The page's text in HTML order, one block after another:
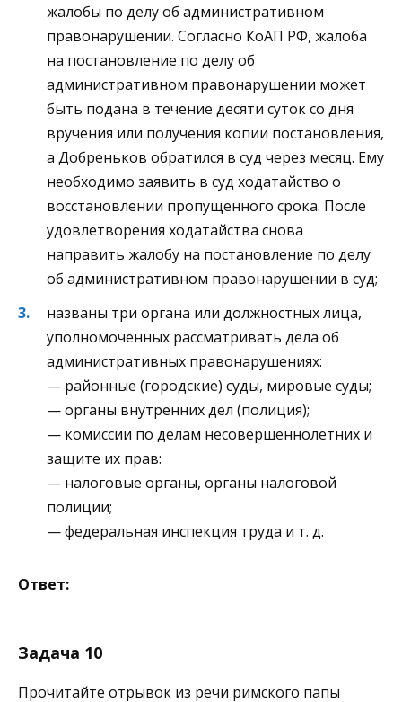
жалобы по делу об административном
правонарушении. Согласно КоАП РФ, жалоба
на постановление по делу об
административном правонарушении может
быть подана в течение десяти суток со дня
вручения или получения копии постановления,
а Добреньков обратился в суд через месяц. Ему
необходимо заявить в суд ходатайство о
восстановлении пропущенного срока. После
удовлетворения ходатайства снова
направить жалобу на постановление по делу
об административном правонарушении в суд;
названы три органа или должностных лица,
уполномоченных рассматривать дела об
административных правонарушениях:
— районные (городские) суды, мировые суды;
— органы внутренних дел (полиция);
— комиссии по делам несовершеннолетних и
защите их прав:
— налоговые органы, органы налоговой
полиции;
— федеральная инспекция труда и т. д.
Ответ:
Задача 10
Прочитайте отрывок из речи римского папы